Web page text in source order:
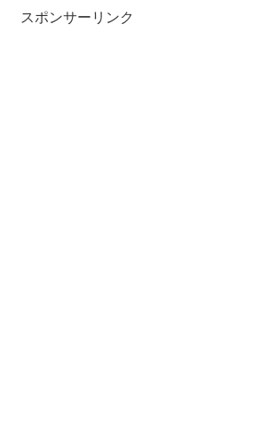
スポンサーリンク